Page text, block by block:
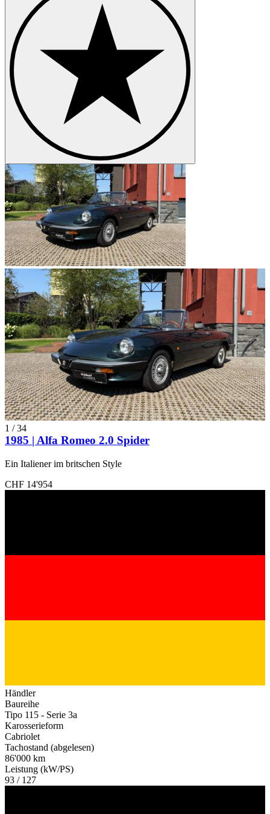
1 /34
1985 | Alfa Romeo 2.0 Spider
Ein Italiener im britschen Style
CHF 14'954
Händler
Baureihe
Tipo 115 - Serie 3a
Karosserieform
Cabriolet
Tachostand (abgelesen)
86'000 km
Leistung (kW/PS)
93 / 127